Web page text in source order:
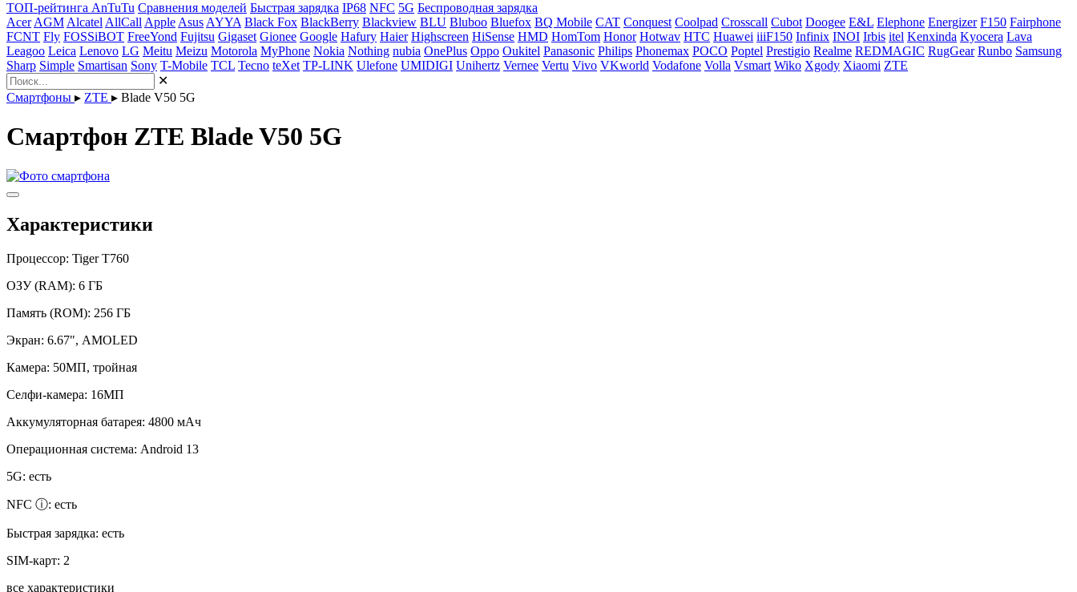
ТОП-рейтинга AnTuTu Сравнения моделей Быстрая зарядка IP68 NFC 5G Беспроводная зарядка
Acer AGM Alcatel AllCall Apple Asus AYYA Black Fox BlackBerry Blackview BLU Bluboo Bluefox BQ Mobile CAT Conquest Coolpad Crosscall Cubot Doogee E&L Elephone Energizer F150 Fairphone
FCNT Fly FOSSiBOT FreeYond Fujitsu Gigaset Gionee Google Hafury Haier Highscreen HiSense HMD HomTom Honor Hotwav HTC Huawei iiiF150 Infinix INOI Irbis itel Kenxinda Kyocera Lava
Leagoo Leica Lenovo LG Meitu Meizu Motorola MyPhone Nokia Nothing nubia OnePlus Oppo Oukitel Panasonic Philips Phonemax POCO Poptel Prestigio Realme REDMAGIC RugGear Runbo Samsung
Sharp Simple Smartisan Sony T-Mobile TCL Tecno teXet TP-LINK Ulefone UMIDIGI Unihertz Vernee Vertu Vivo VKworld Vodafone Volla Vsmart Wiko Xgody Xiaomi ZTE
✕
Смартфоны ▸ ZTE ▸ Blade V50 5G
Смартфон ZTE Blade V50 5G
Характеристики
Процессор: Tiger T760
ОЗУ (RAM): 6 ГБ
Память (ROM): 256 ГБ
Экран: 6.67", AMOLED
Камера: 50МП, тройная
Селфи-камера: 16МП
Аккумуляторная батарея: 4800 мАч
Операционная система: Android 13
5G: есть
NFC ⓘ: есть
Быстрая зарядка: есть
SIM-карт: 2
все характеристики